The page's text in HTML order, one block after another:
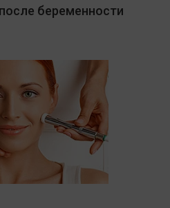
беременности